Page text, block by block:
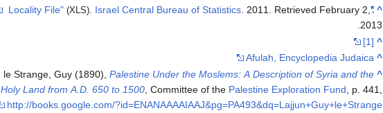
^
"Locality File"
(XLS). Israel Central Bureau of Statistics. 2011. Retrieved February 2,
2013
.
^
[1]
^
Afulah, Encyclopedia Judaica
^
le Strange, Guy (1890),Palestine Under the Moslems: A Description of Syria and the
Holy Land from A.D. 650 to 1500 , Committee of the Palestine Exploration Fund , p. 441
http://books.google.com/?id=ENANAAAAIAAJ&pg=PA493&dq=Lajjun+Guy+le+Strange